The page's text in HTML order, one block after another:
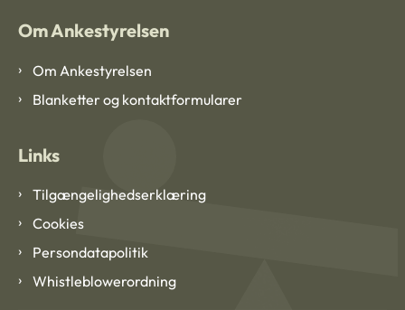
Om Ankestyrelsen
Om Ankestyrelsen
Blanketter og kontaktformularer
Links
Tilgængelighedserklæring
Cookies
Persondatapolitik
Whistleblowerordning